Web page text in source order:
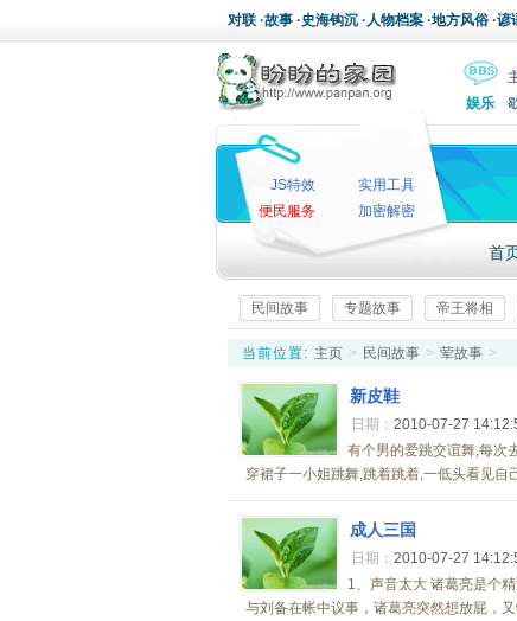
对联 ·故事 ·史海钩沉 ·人物档案 ·地方风俗 ·谚
娱乐
JS特效
实用工具
便民服务
加密解密
首
民间故事 专题故事 帝王将相
当前位置: 主页 > 民间故事 > 荤故事 >
新皮鞋
日期： 2010-07-27
有个男的爱跳交谊舞,每次
穿裙子一小姐跳舞,跳着跳着,一低头看见
成人三国
日期： 2010-07-27
1、声音太大 诸葛亮是个
与刘备在帐中议事，诸葛亮突然想放屁，